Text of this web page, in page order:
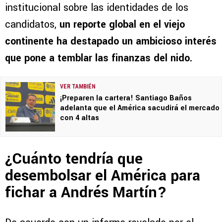
institucional sobre las identidades de los
candidatos, un reporte global en el viejo
continente ha destapado un ambicioso interés
que pone a temblar las finanzas del nido.
VER TAMBIÉN
¡Preparen la cartera! Santiago Baños
adelanta que el América sacudirá el mercado
con 4 altas
¿Cuánto tendría que
desembolsar el América para
fichar a Andrés Martín?